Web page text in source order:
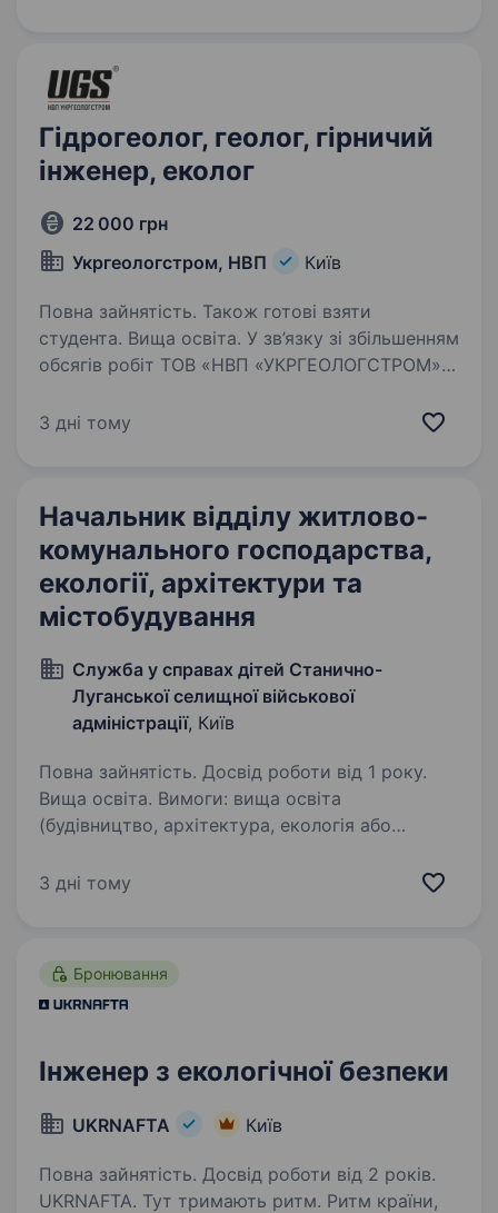
Гідрогеолог, геолог, гірничий
інженер, еколог
22 000 грн
Укргеологстром, НВП
Київ
Повна зайнятість. Також готові взяти
студента. Вища освіта. У зв’язку зі збільшенням
обсягів робіт ТОВ «НВП «УКРГЕОЛОГСТРОМ»
Перевага надається випускникам або
3 дні тому
Начальник відділу житлово-
комунального господарства,
екології, архітектури та
містобудування
Служба у справах дітей Станично-
Луганської селищної військової
адміністрації, Київ
Повна зайнятість. Досвід роботи від 1 року.
Вища освіта. Вимоги: вища освіта
(будівництво, архітектура, екологія або
відповідній сфері, вміння працювати
3 дні тому
Бронювання
Інженер з екологічної безпеки
UKRNAFTA Київ
Повна зайнятість. Досвід роботи від 2 років.
UKRNAFTA. Тут тримають ритм. Ритм країни,